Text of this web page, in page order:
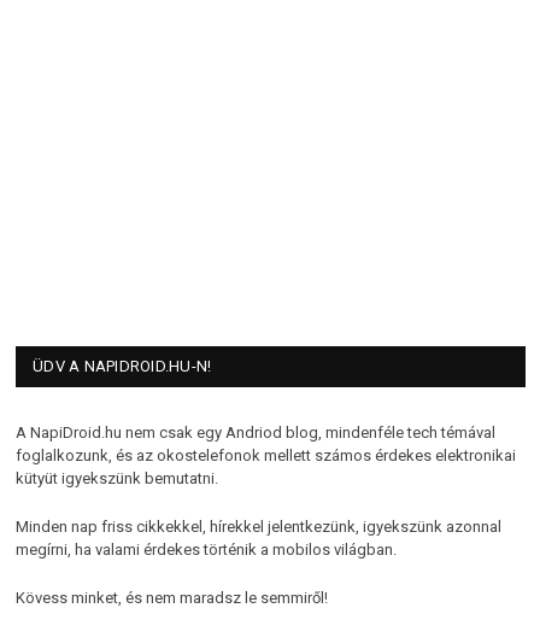
ÜDV A NAPIDROID.HU-N!
A NapiDroid.hu nem csak egy Andriod blog, mindenféle tech témával
foglalkozunk, és az okostelefonok mellett számos érdekes elektronikai
kütyüt igyekszünk bemutatni.
Minden nap friss cikkekkel, hírekkel jelentkezünk, igyekszünk azonnal
megírni, ha valami érdekes történik a mobilos világban.
Kövess minket, és nem maradsz le semmiről!